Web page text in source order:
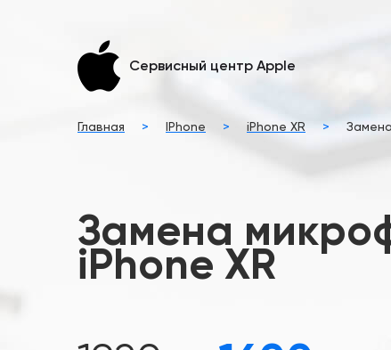
Сервисный центр Apple
Главная > IPhone > iPhone XR >
Замена
iPhone XR